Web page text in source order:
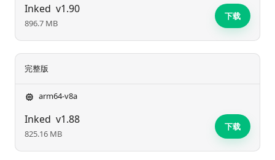
Inked v1.90
896.7 MB
下载
完整版
arm64-v8a
Inked v1.88
825.16 MB
下载